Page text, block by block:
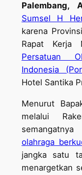
Palembang,
Sumsel H
karena Provinsi
Rapat Kerja
Persatuan
Indonesia
Hotel Santika
Menurut
melalui
olahraga
jangka satu
menargetkan